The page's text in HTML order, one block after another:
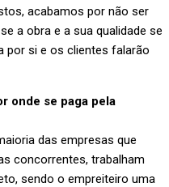
acabamos por não ser
a obra e a sua qualidade se
por si e os clientes falarão
onde se paga pela
das empresas que
concorrentes, trabalham
sendo o empreiteiro uma